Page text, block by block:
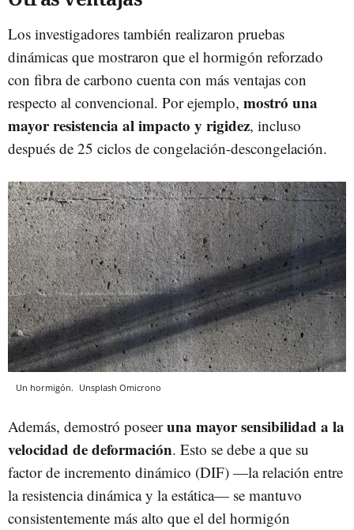
Los investigadores también realizaron pruebas
dinámicas que mostraron que el hormigón reforzado
con fibra de carbono cuenta con más ventajas con
respecto al convencional. Por ejemplo, mostró una
mayor resistencia al impacto y rigidez, incluso
después de 25 ciclos de congelación-descongelación.
Un hormigón. Unsplash Omicrono
Además, demostró poseeruna mayor sensibilidad a la
velocidad de deformación. Esto se debe a que su
factor de incremento dinámico (DIF) —la relación entre
la resistencia dinámica y la estática— se mantuvo
consistentemente más alto que el del hormigón